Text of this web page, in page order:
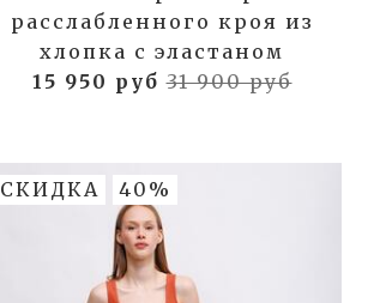
расслабленного кроя из
хлопка с эластаном
15 950 руб31 900 руб
СКИДКА 40%